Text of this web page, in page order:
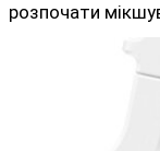
розпочати